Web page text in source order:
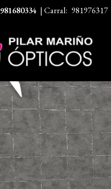
981680334 | Carral: 981976317